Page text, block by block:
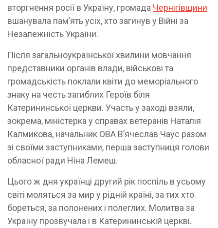
вторгнення росії в Україну, громада Чернігівщини
вшанувала пам’ять усіх, хто загинув у Війні за
Незалежність України.
Після загальноукраїнської хвилини мовчання
представники органів влади, військові та
громадськість поклали квіти до меморіального
знаку на честь загиблих Героїв біля
Катерининської церкви. Участь у заході взяли,
зокрема, міністерка у справах ветеранів Наталія
Калмикова, начальник ОВА В’ячеслав Чаус разом
зі своїми заступниками, перша заступниця голови
обласної ради Ніна Лемеш.
Цього ж дня українці другий рік поспіль в усьому
світі моляться за мир у рідній країні, за тих хто
бореться, за полонених і полеглих. Молитва за
Україну прозвучала і в Катерининській церкві.